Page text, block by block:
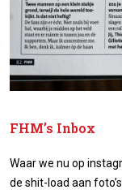
FHM’s Inbox
Waar we nu op
de shit-load aan